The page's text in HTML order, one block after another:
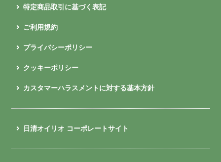
特定商品取引に基づく表記
ご利用規約
プライバシーポリシー
クッキーポリシー
カスタマーハラスメントに対する基本方針
日清オイリオ コーポレートサイト